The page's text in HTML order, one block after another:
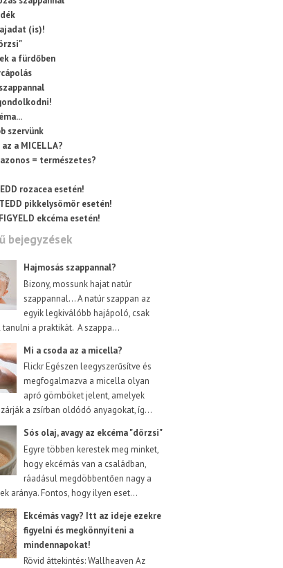
(is)!
a fürdőben
szervünk
a MICELLA?
= természetes?
rozacea esetén!
pikkelysömör esetén!
ekcéma esetén!
bejegyzések
Hajmosás szappannal?
Bizony, mossunk hajat natúr
szappannal... A natúr szappan az
egyik legkiválóbb hajápoló, csak
a praktikát. A szappa...
Mi a csoda az a micella?
Flickr Egészen leegyszerűsítve és
megfogalmazva a micella olyan
apró gömböket jelent, amelyek
a zsírban oldódó anyagokat, íg...
Sós olaj, avagy az ekcéma "dörzsi"
Egyre többen kerestek meg minket,
hogy ekcémás van a családban,
ráadásul megdöbbentően nagy a
aránya. Fontos, hogy ilyen eset...
Ekcémás vagy? Itt az ideje ezekre
figyelni és megkönnyíteni a
mindennapokat!
Rövid áttekintés: Wallheaven Az